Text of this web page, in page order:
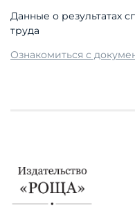
Данные о результатах
труда
Ознакомиться с